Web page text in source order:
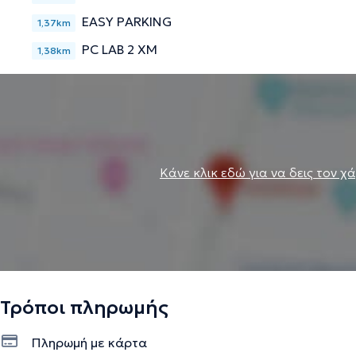
1,37km EASY PARKING
1,38km PC LAB 2 ΧΜ
Κάνε κλικ εδώ για να δεις τον
Τρόποι πληρωμής
Πληρωμή με κάρτα